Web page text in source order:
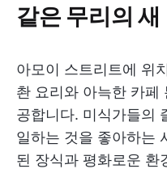
같은 무리의 새
아모이 스트리트에 위
촨 요리와 아늑한 카페
공합니다. 미식가들의
일하는 것을 좋아하는
된 장식과 평화로운 환